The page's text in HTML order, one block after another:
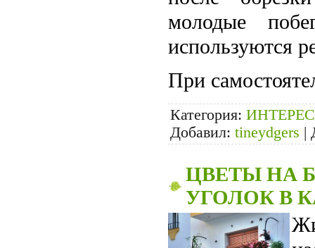
молодые
используются
При
Категория:
Добавил: tineydgers |
ЦВЕТЫ НА
УГОЛОК В